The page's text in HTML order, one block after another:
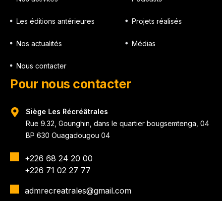
Les éditions antérieures
Nos actualités
Nous contacter
Projets réalisés
Médias
Pour nous contacter
Siège Les Récréâtrales
Rue 9.32, Gounghin, dans le quartier bougsemtenga, 04
BP 630 Ouagadougou 04
+226 68 24 20 00
+226 71 02 27 77
admrecreatrales@gmail.com